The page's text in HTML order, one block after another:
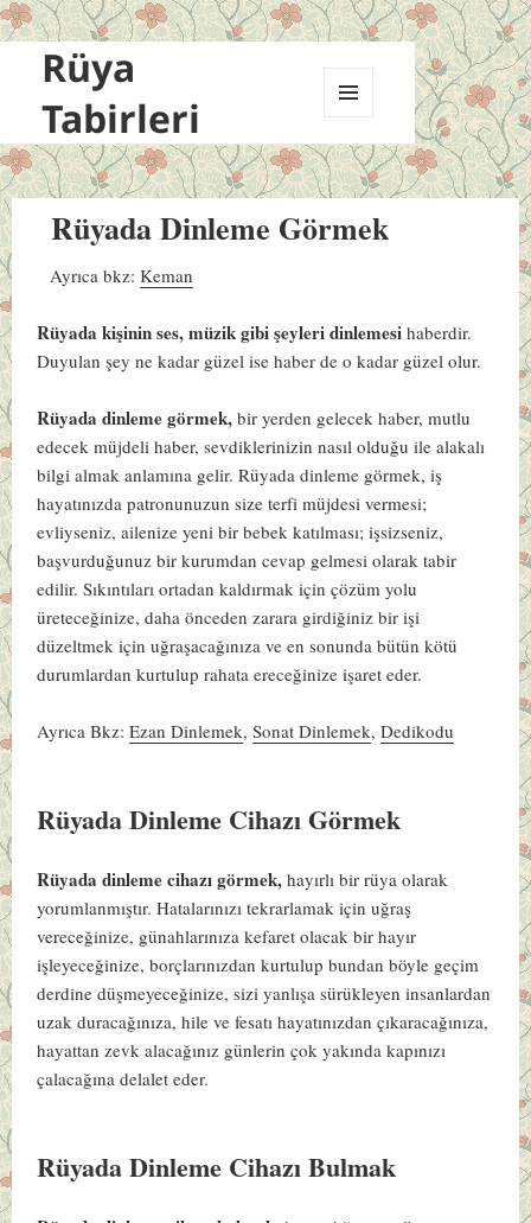
Rüya
Tabirleri
VE
BILEŞENLER
Rüyada Dinleme Görmek
Ayrıca bkz:Keman
Rüyada kişinin ses, müzik gibi şeyleri dinlemesi haberdir.
Duyulan şey ne kadar güzel ise haber de o kadar güzel olur.
Rüyada dinleme görmek,bir yerden gelecek haber, mutlu
edecek müjdeli haber, sevdiklerinizin nasıl olduğu ile alakalı
bilgi almak anlamına gelir. Rüyada dinleme görmek, iş
hayatınızda patronunuzun size terfi müjdesi vermesi;
evliyseniz, ailenize yeni bir bebek katılması; işsizseniz,
başvurduğunuz bir kurumdan cevap gelmesi olarak tabir
edilir. Sıkıntıları ortadan kaldırmak için çözüm yolu
üreteceğinize, daha önceden zarara girdiğiniz bir işi
düzeltmek için uğraşacağınıza ve en sonunda bütün kötü
durumlardan kurtulup rahata ereceğinize işaret eder.
Ayrıca Bkz:Ezan Dinlemek,Sonat Dinlemek,Dedikodu
Rüyada Dinleme Cihazı Görmek
Rüyada dinleme cihazı görmek, hayırlı bir rüya olarak
yorumlanmıştır. Hatalarınızı tekrarlamak için uğraş
vereceğinize, günahlarınıza kefaret olacak bir hayır
işleyeceğinize, borçlarınızdan kurtulup bundan böyle geçim
derdine düşmeyeceğinize, sizi yanlışa sürükleyen insanlardan
uzak duracağınıza, hile ve fesatı hayatınızdan çıkaracağınıza,
hayattan zevk alacağınız günlerin çok yakında kapınızı
çalacağına delalet eder.
Rüyada Dinleme Cihazı Bulmak